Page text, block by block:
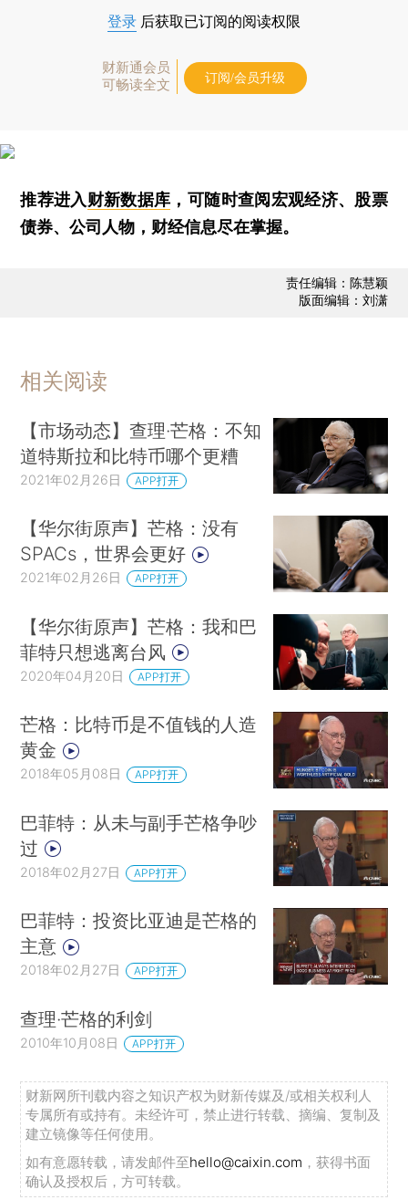
登录 后获取已订阅的阅读权限
财新通会员
可畅读全文
订阅/会员升级
推荐进入财新数据库 ，可随时查阅宏观经济、股票
债券、公司人物，财经信息尽在掌握。
责任编辑：陈慧颖
版面编辑：刘潇
相关阅读
【市场动态】查理·芒格：不知
道特斯拉和比特币哪个更糟
2021年02月26日 APP打开
【华尔街原声】芒格：没有
SPACs，世界会更好
2021年02月26日 APP打开
【华尔街原声】芒格：我和巴
菲特只想逃离台风
2020年04月20日 APP打开
芒格：比特币是不值钱的人造
黄金
2018年05月08日 APP打开
巴菲特：从未与副手芒格争吵
过
2018年02月27日 APP打开
巴菲特：投资比亚迪是芒格的
主意
2018年02月27日 APP打开
查理·芒格的利剑
2010年10月08日 APP打开
财新网所刊载内容之知识产权为财新传媒及/或相关权利人
专属所有或持有。未经许可，禁止进行转载、摘编、复制及
建立镜像等任何使用。
如有意愿转载，请发邮件至hello@caixin.com ，获得书面
确认及授权后，方可转载。